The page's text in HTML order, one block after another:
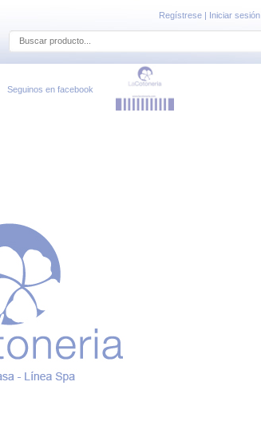
Regístrese | Iniciar sesión
Seguinos en facebook